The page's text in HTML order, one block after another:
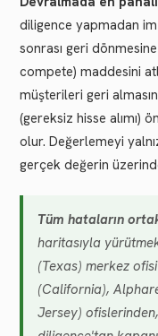
diligence yapmadan
sonrası geri
compete) maddesini
müşterileri geri
(gereksiz hisse alımı)
olur. Değerlemeyi
gerçek değerin
Tüm hataların
haritasıyla
(Texas) merkez
(California),
Jersey)